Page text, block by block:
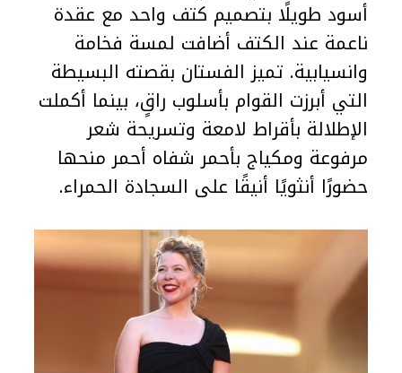
أسود طويلًا بتصميم كتف واحد مع عقدة
ناعمة عند الكتف أضافت لمسة فخامة
وانسيابية. تميز الفستان بقصته البسيطة
التي أبرزت القوام بأسلوب راقٍ، بينما أكملت
الإطلالة بأقراط لامعة وتسريحة شعر
مرفوعة ومكياج بأحمر شفاه أحمر منحها
حضورًا أنثويًا أنيقًا على السجادة الحمراء.